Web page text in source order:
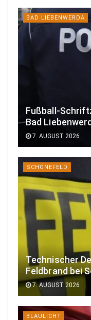
BAD LIEBENWERDA
Fußball-
Bad
7. AUGUST 2026
SCHÖNEFELD
Technischer
Feldbrand bei
7. AUGUST 2026
BLAULICHT